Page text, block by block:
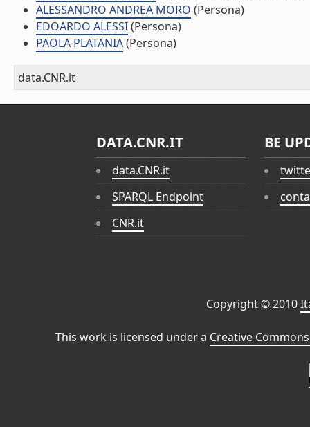
ALESSANDRO ANDREA MORO (Persona)
EDOARDO ALESSI(Persona)
PAOLA PLATANIA(Persona)
data.CNR.it
DATA.CNR.IT
data.CNR.it
SPARQL Endpoint
CNR.it
BE
Copyright © 2010
This work is licensed under a Creative